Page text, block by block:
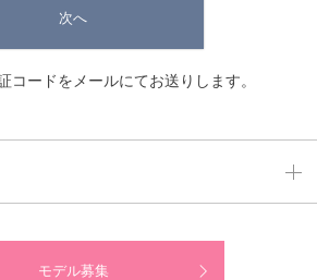
次へ
コードをメールにてお送りします。
モデル募集